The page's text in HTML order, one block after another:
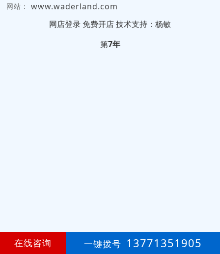
网站：
www.waderland.com
网店登录 免费开店技术支持：杨敏
第7年
在线咨询 一键拨号 13771351905